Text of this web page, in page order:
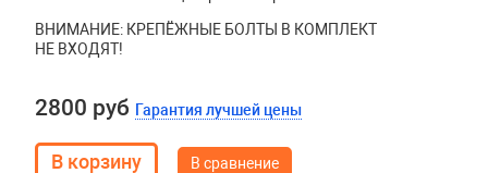
ВНИМАНИЕ: КРЕПЁЖНЫЕ БОЛТЫ В КОМПЛЕКТ
НЕ ВХОДЯТ!
2800 руб Гарантия лучшей цены
В сравнение